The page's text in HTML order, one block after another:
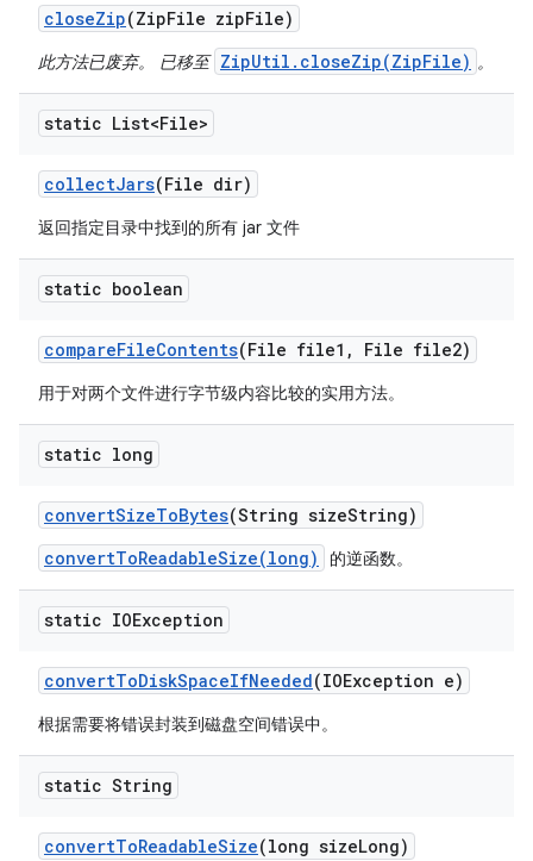
closeZip(ZipFile zipFile)
此方法已废弃。 已移至 ZipUtil.closeZip(ZipFile) 。
static List<File>
collectJars(File dir)
返回指定目录中找到的所有 jar 文件
static boolean
compareFileContents(File file1 , File file2)
用于对两个文件进行字节级内容比较的实用方法。
static long
convertSizeToBytes(String sizeString)
convertToReadableSize(long)
的逆函数。
static IOException
convertToDiskSpaceIfNeeded(IOException e)
根据需要将错误封装到磁盘空间错误中。
static String
convertToReadableSize(long sizeLong)